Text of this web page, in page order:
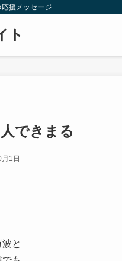
援メッセージ
ト
できまる
1日
と